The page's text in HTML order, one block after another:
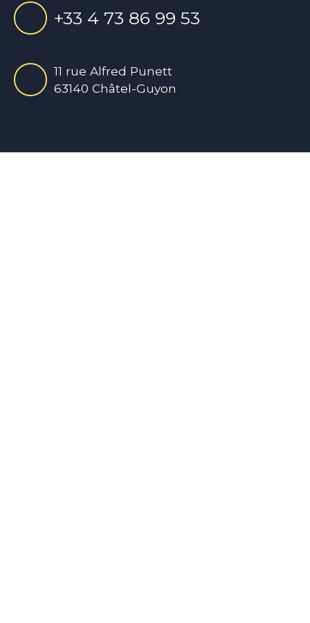
+33 4 73 86 99 53
11 rue Alfred Punett
63140 Châtel-Guyon